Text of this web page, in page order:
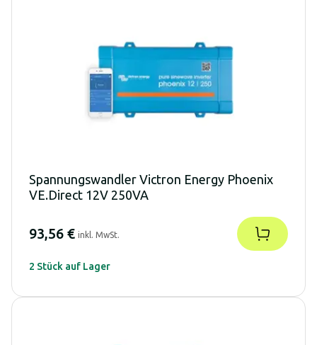
Spannungswandler Victron Energy Phoenix
VE.Direct 12V 250VA
93,56 € inkl. MwSt.
2 Stück auf Lager